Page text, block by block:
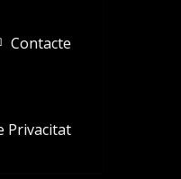
Contacte
Privacitat